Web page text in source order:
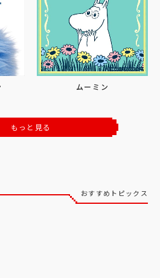
ムーミン
もっと見る
おすすめトピックス